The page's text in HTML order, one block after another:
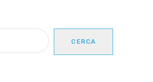
CERCA